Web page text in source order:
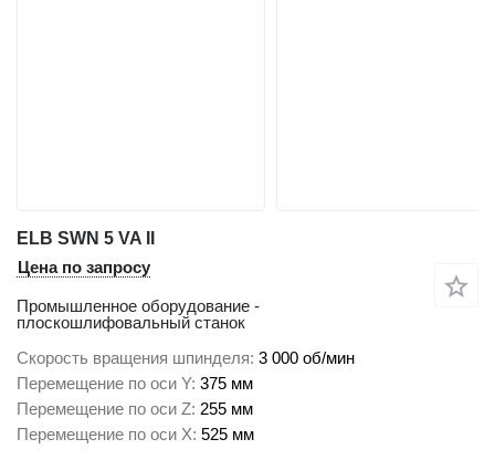
ELB SWN 5 VA II
Цена по запросу
Промышленное оборудование -
плоскошлифовальный станок
Скорость вращения шпинделя 3 000 об/мин
Перемещение по оси Y 375 мм
Перемещение по оси Z 255 мм
Перемещение по оси X 525 мм